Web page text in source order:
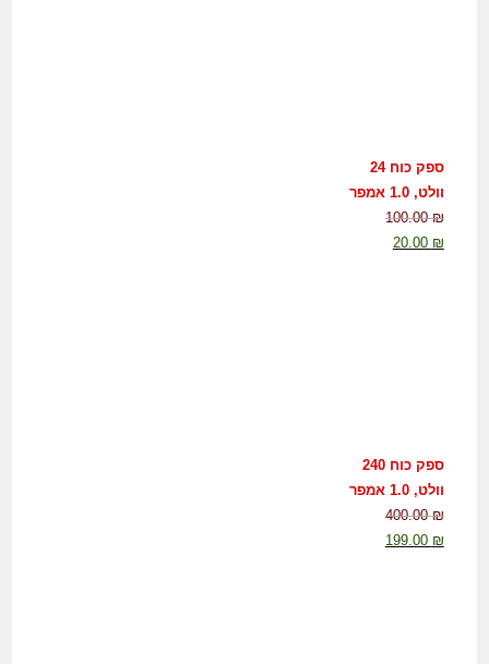
ספק כוח 24
וולט, 1.0 אמפר
100.00₪
20.00 ₪
ספק כוח 240
וולט, 1.0 אמפר
400.00₪
199.00 ₪